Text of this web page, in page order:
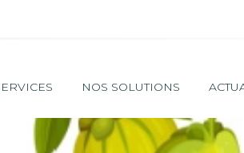
NOS SOLUTIONS